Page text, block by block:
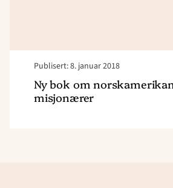
Publisert: 8. januar 2018
Ny bok om
misjonærer